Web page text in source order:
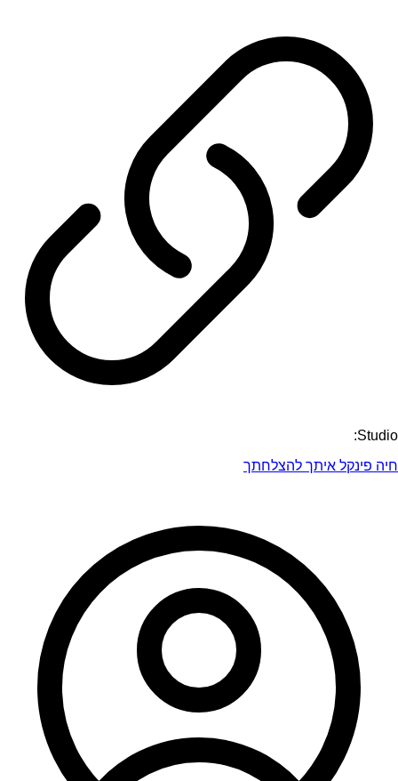
Studio:
חיה פינקל איתך להצלחתך